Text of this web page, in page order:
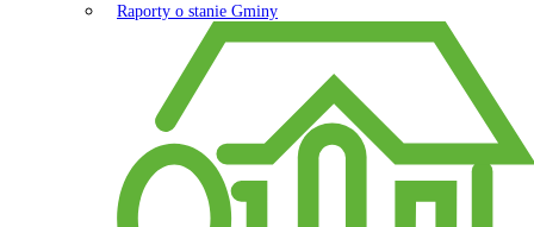
Raporty o stanie Gminy